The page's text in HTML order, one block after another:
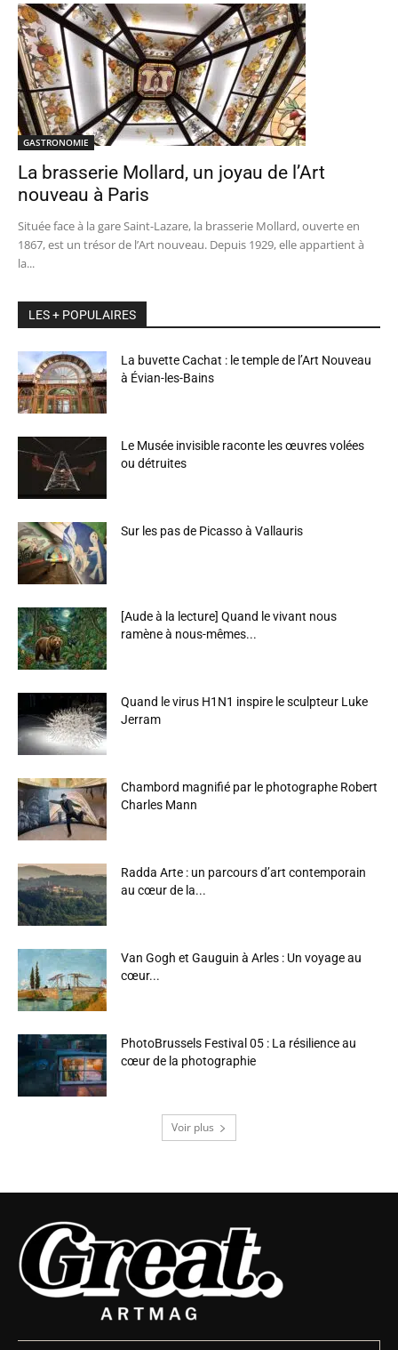
GASTRONOMIE
La brasserie Mollard, un joyau de l’Art
nouveau à Paris
Située face à la gare Saint-Lazare, la brasserie Mollard, ouverte en
1867, est un trésor de l’Art nouveau. Depuis 1929, elle appartient à
la...
LES + POPULAIRES
La buvette Cachat : le temple de l’Art Nouveau
à Évian-les-Bains
Le Musée invisible raconte les œuvres volées
ou détruites
Sur les pas de Picasso à Vallauris
[Aude à la lecture] Quand le vivant nous
ramène à nous-mêmes...
Quand le virus H1N1 inspire le sculpteur Luke
Jerram
Chambord magnifié par le photographe Robert
Charles Mann
Radda Arte : un parcours d’art contemporain
au cœur de la...
Van Gogh et Gauguin à Arles : Un voyage au
cœur...
PhotoBrussels Festival 05 : La résilience au
cœur de la photographie
Voir plus